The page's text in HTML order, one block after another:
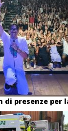
di presenze per